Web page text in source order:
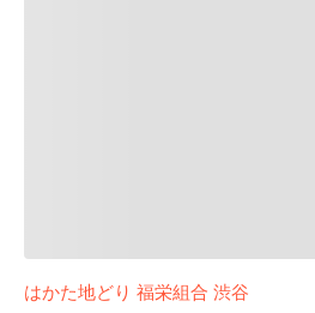
はかた地どり 福栄組合 渋谷